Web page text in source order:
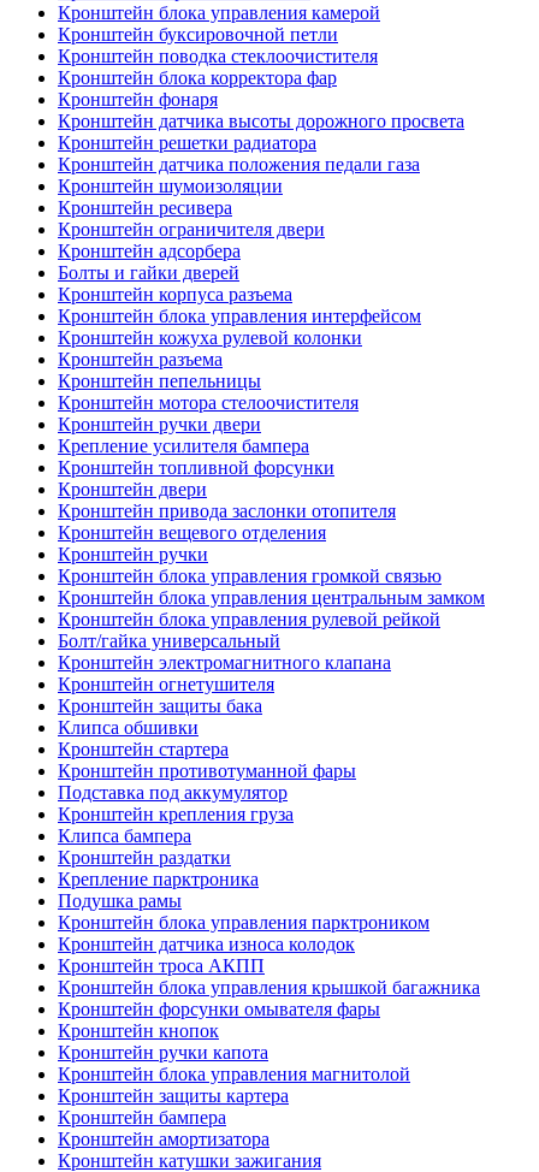
Кронштейн блока управления камерой
Кронштейн буксировочной петли
Кронштейн поводка стеклоочистителя
Кронштейн блока корректора фар
Кронштейн фонаря
Кронштейн датчика высоты дорожного просвета
Кронштейн решетки радиатора
Кронштейн датчика положения педали газа
Кронштейн шумоизоляции
Кронштейн ресивера
Кронштейн ограничителя двери
Кронштейн адсорбера
Болты и гайки дверей
Кронштейн корпуса разъема
Кронштейн блока управления интерфейсом
Кронштейн кожуха рулевой колонки
Кронштейн разъема
Кронштейн пепельницы
Кронштейн мотора стелоочистителя
Кронштейн ручки двери
Крепление усилителя бампера
Кронштейн топливной форсунки
Кронштейн двери
Кронштейн привода заслонки отопителя
Кронштейн вещевого отделения
Кронштейн ручки
Кронштейн блока управления громкой связью
Кронштейн блока управления центральным замком
Кронштейн блока управления рулевой рейкой
Болт/гайка универсальный
Кронштейн электромагнитного клапана
Кронштейн огнетушителя
Кронштейн защиты бака
Клипса обшивки
Кронштейн стартера
Кронштейн противотуманной фары
Подставка под аккумулятор
Кронштейн крепления груза
Клипса бампера
Кронштейн раздатки
Крепление парктроника
Подушка рамы
Кронштейн блока управления парктроником
Кронштейн датчика износа колодок
Кронштейн троса АКПП
Кронштейн блока управления крышкой багажника
Кронштейн форсунки омывателя фары
Кронштейн кнопок
Кронштейн ручки капота
Кронштейн блока управления магнитолой
Кронштейн защиты картера
Кронштейн бампера
Кронштейн амортизатора
Кронштейн катушки зажигания